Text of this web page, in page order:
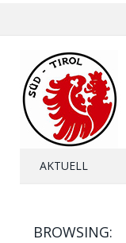
AKTUELL
BROWSING: